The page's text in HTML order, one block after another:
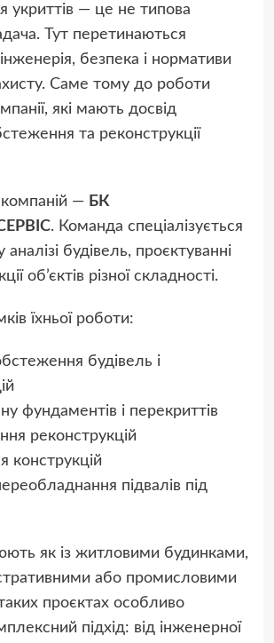
укриттів — це не типова
Тут перетинаються
безпека і нормативи
Саме тому до роботи
які мають досвід
та реконструкції
— БК
. Команда спеціалізується
аналізі будівель, проєктуванні
об’єктів різної складності.
їхньої роботи:
будівель і
фундаментів і перекриттів
реконструкцій
конструкцій
підвалів під
як із житловими будинками,
або промисловими
проєктах особливо
підхід: від інженерної